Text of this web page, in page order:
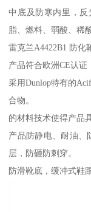
中底及防寒内里，
脂、燃料、弱酸、稀
雷克兰A4422B1 防化
产品符合欧洲CE认证
采用Dunlop特有的
合物。
的材料技术使得产品
产品防静电、耐油、
层，防砸防刺穿。
防滑靴底，缓冲式鞋